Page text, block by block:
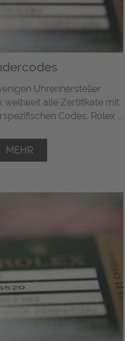
Uhrenhersteller
weltweit alle Zertifikate mit
Codes. Rolex ...
MEHR